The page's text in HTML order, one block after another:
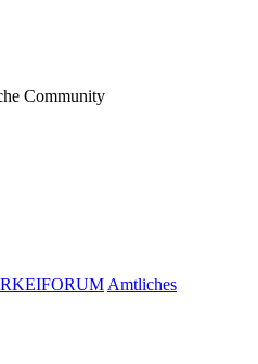
Community
Amtliches